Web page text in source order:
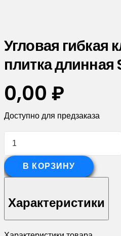
Угловая гибкая
плитка длинная
0,00 ₽
Доступно для предзаказа
Количество
Угловая
гибкая
плитка
длинная
В КОРЗИНУ
Характеристики